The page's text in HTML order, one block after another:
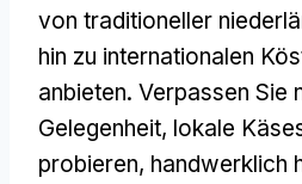
von traditioneller
hin zu internationalen
anbieten. Verpassen Sie
Gelegenheit, lokale
probieren, handwerklich